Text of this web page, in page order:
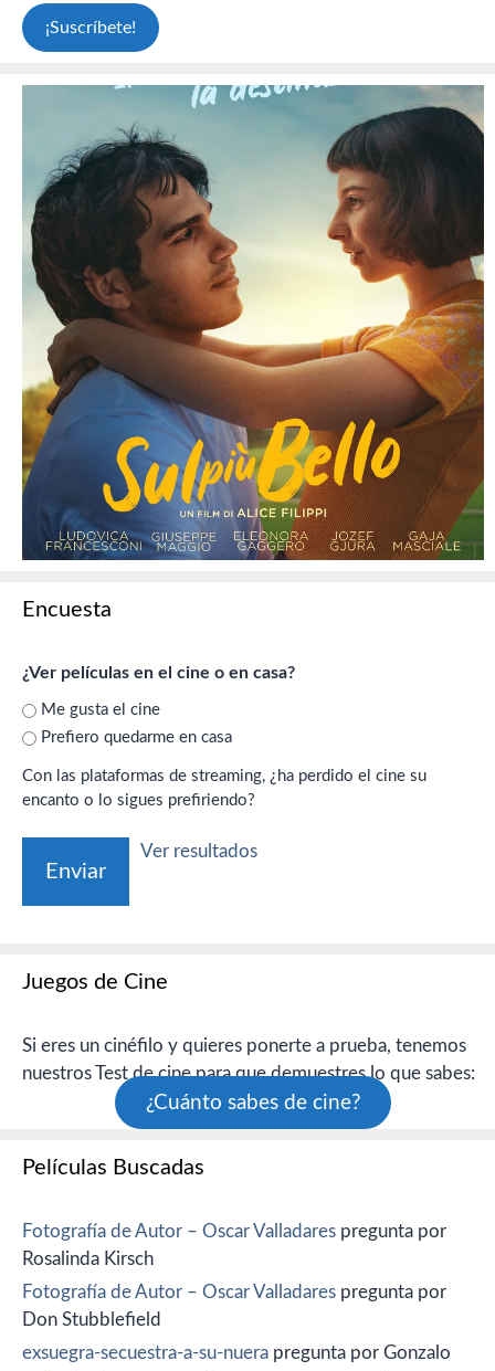
Encuesta
¿Ver películas en el cine o en casa?
Me gusta el cine
Prefiero quedarme en casa
Con las plataformas de streaming, ¿ha perdido el cine su
encanto o lo sigues prefiriendo?
Ver resultados
Juegos de Cine
Si eres un cinéfilo y quieres ponerte a prueba, tenemos
nuestros Test de cine para que demuestres lo que sabes:
¿Cuánto sabes de cine?
Películas Buscadas
Fotografía de Autor – Oscar Valladares pregunta por
Rosalinda Kirsch
Fotografía de Autor – Oscar Valladares pregunta por
Don Stubblefield
exsuegra-secuestra-a-su-nuera pregunta por Gonzalo